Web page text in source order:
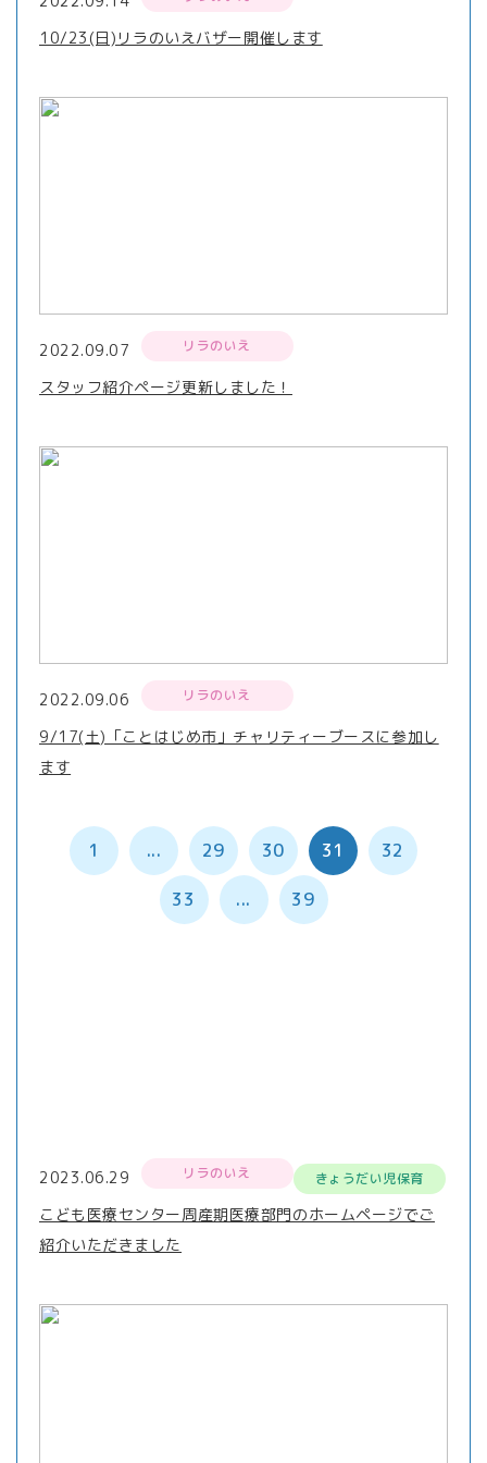
10/23(日)リラのいえバザー開催します
2022.09.07 リラのいえ
スタッフ紹介ページ更新しました！
2022.09.06 リラのいえ
9/17(土)「ことはじめ市」チャリティーブースに参加し
ます
1 ... 29 30 31 32
33 ... 39
2023.06.29 リラのいえ きょうだい児保育
こども医療センター周産期医療部門のホームページでご
紹介いただきました